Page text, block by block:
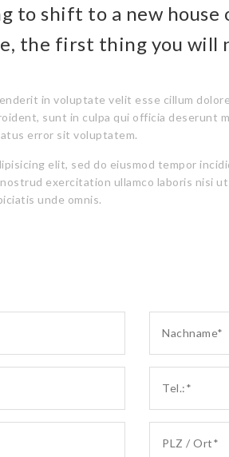
to shift to a new
the first thing you will
in voluptate velit esse cillum
sunt in culpa qui officia deserunt
error sit voluptatem.
elit, sed do eiusmod tempor
exercitation ullamco laboris nisi
unde omnis.